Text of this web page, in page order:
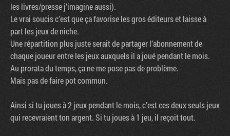
les livres/presse j’imagine aussi).
Le vrai soucis c’est que ça favorise les gros éditeurs et laisse à
part les jeux de niche.
Une répartition plus juste serait de partager l’abonnement de
chaque joueur entre les jeux auxquels il a joué pendant le mois.
Au prorata du temps, ça ne me pose pas de problème.
Mais pas de faire pot commun.
Ainsi si tu joues à 2 jeux pendant le mois, c’est ces deux seuls jeux
qui recevraient ton argent. Si tu joues à 1 jeu, il reçoit tout.